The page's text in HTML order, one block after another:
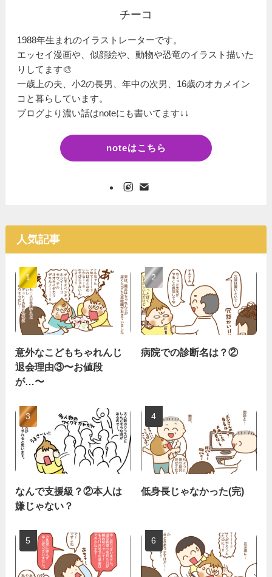
チーコ
1988年生まれのイラストレーターです。
エッセイ漫画や、似顔絵や、動物や恐竜のイラスト描いた
りしてます🎨
一歳上の夫、小2の長男、年中の次男、16歳のオカメイン
コと暮らしています。
ブログより濃い話はnoteにも書いてます↓↓
noteはこちら
人気記事
意外なこどもちゃれんじ
退会理由③〜お値段
が…〜
病院での診断名は？②
なんで支援級？②本人は
嫌じゃない？
低身長じゃなかった(完)